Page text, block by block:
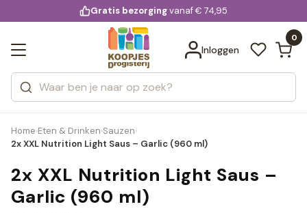
voor 20:00 uur besteld
Gratis bezorgingvanaf € 74,95
Inloggen
0
Zoeken
Categorieën
Merken
Bekijk alle resultaten
Home›Eten & Drinken›Sauzen›
2x XXL Nutrition Light Saus – Garlic (960 ml)
2x XXL Nutrition Light Saus –
Garlic (960 ml)